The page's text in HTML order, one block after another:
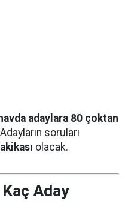
adaylara 80 çoktan
Adayların soruları
olacak.
Aday